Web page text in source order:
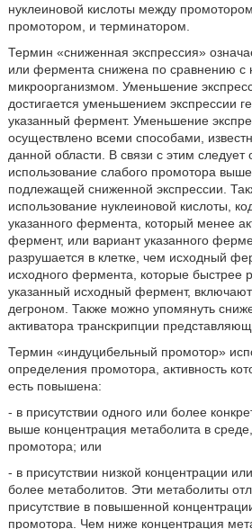
нуклеиновой кислоты между
промотором, и терминатором.
Термин «сниженная экспрессия»
или фермента снижена по сравнению
микроорганизмом. Уменьшение
достигается уменьшением экспрессии
указанный фермент. Уменьшение
осуществлено всеми способами,
данной области. В связи с этим следует
использование слабого промотора
подлежащей сниженной экспрессии.
использование нуклеиновой кислоты,
указанного фермента, который менее
фермент, или вариант указанного
разрушается в клетке, чем исходный
исходного фермента, которые быстрее
указанный исходный фермент,
дегроном. Также можно упомянуть
активатора транскрипции
Термин «индуцибельный промотор»
определения промотора, активность
есть повышена:
- в присутствии одного или более
выше концентрация метаболита в
промотора; или
- в присутствии низкой концентрации
более метаболитов. Эти метаболиты
присутствие в повышенной
промотора. Чем ниже концентрация